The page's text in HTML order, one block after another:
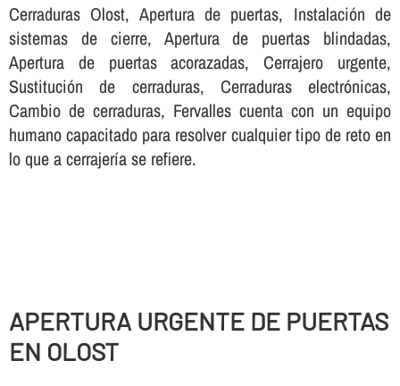
Cerraduras Olost, Apertura de puertas, Instalación de
sistemas de cierre, Apertura de puertas blindadas,
Apertura de puertas acorazadas, Cerrajero urgente,
Sustitución de cerraduras, Cerraduras electrónicas,
Cambio de cerraduras, Fervalles cuenta con un equipo
humano capacitado para resolver cualquier tipo de reto en
lo que a cerrajerí­a se refiere.
APERTURA URGENTE DE PUERTAS
EN OLOST